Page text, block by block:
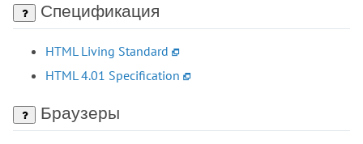
Спецификация
HTML Living Standard
HTML 4.01 Specification
Браузеры
<!-- -->
<!DOCTYPE>